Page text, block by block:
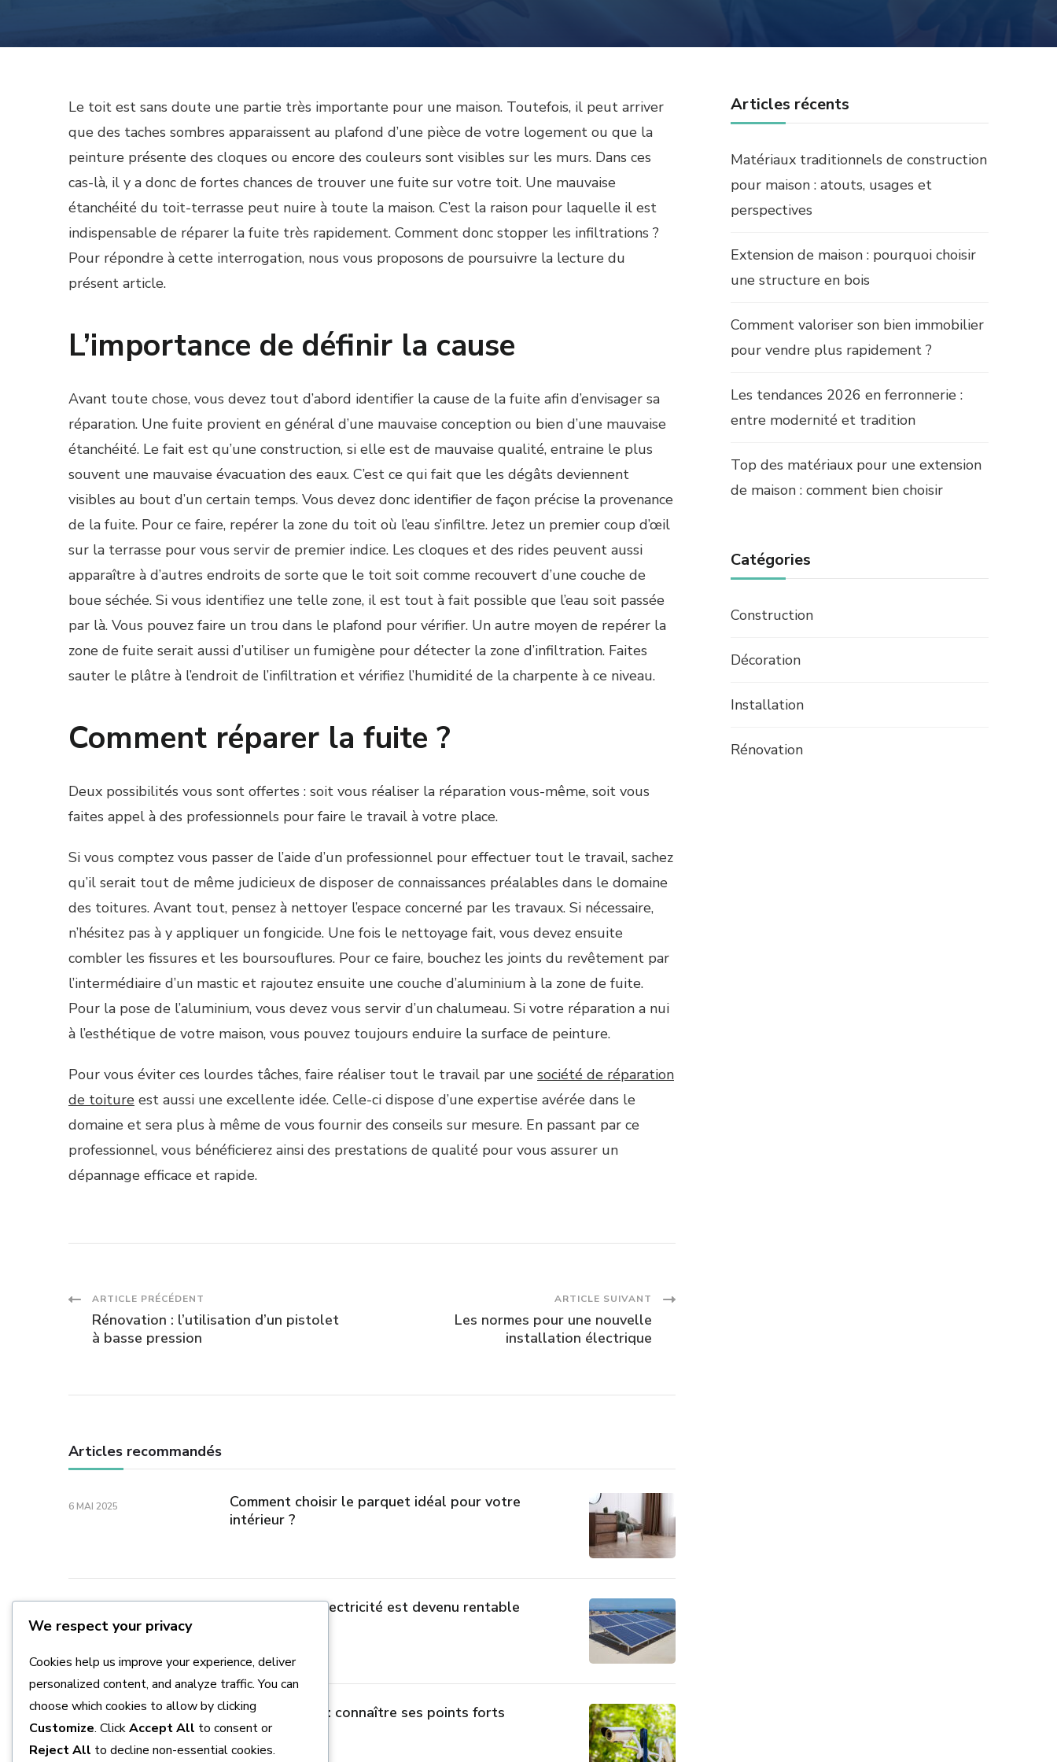
Le toit est sans doute une partie très importante pour une maison. Toutefois, il peut arriver
que des taches sombres apparaissent au plafond d’une pièce de votre logement ou que la
peinture présente des cloques ou encore des couleurs sont visibles sur les murs. Dans ces
cas-là, il y a donc de fortes chances de trouver une fuite sur votre toit. Une mauvaise
étanchéité du toit-terrasse peut nuire à toute la maison. C’est la raison pour laquelle il est
indispensable de réparer la fuite très rapidement. Comment donc stopper les infiltrations ?
Pour répondre à cette interrogation, nous vous proposons de poursuivre la lecture du
présent article.
L’importance de définir la cause
Avant toute chose, vous devez tout d’abord identifier la cause de la fuite afin d’envisager sa
réparation. Une fuite provient en général d’une mauvaise conception ou bien d’une mauvaise
étanchéité. Le fait est qu’une construction, si elle est de mauvaise qualité, entraine le plus
souvent une mauvaise évacuation des eaux. C’est ce qui fait que les dégâts deviennent
visibles au bout d’un certain temps. Vous devez donc identifier de façon précise la provenance
de la fuite. Pour ce faire, repérer la zone du toit où l’eau s’infiltre. Jetez un premier coup d’œil
sur la terrasse pour vous servir de premier indice. Les cloques et des rides peuvent aussi
apparaître à d’autres endroits de sorte que le toit soit comme recouvert d’une couche de
boue séchée. Si vous identifiez une telle zone, il est tout à fait possible que l’eau soit passée
par là. Vous pouvez faire un trou dans le plafond pour vérifier. Un autre moyen de repérer la
zone de fuite serait aussi d’utiliser un fumigène pour détecter la zone d’infiltration. Faites
sauter le plâtre à l’endroit de l’infiltration et vérifiez l’humidité de la charpente à ce niveau.
Comment réparer la fuite ?
Deux possibilités vous sont offertes : soit vous réaliser la réparation vous-même, soit vous
faites appel à des professionnels pour faire le travail à votre place.
Si vous comptez vous passer de l’aide d’un professionnel pour effectuer tout le travail, sachez
qu’il serait tout de même judicieux de disposer de connaissances préalables dans le domaine
des toitures. Avant tout, pensez à nettoyer l’espace concerné par les travaux. Si nécessaire,
n’hésitez pas à y appliquer un fongicide. Une fois le nettoyage fait, vous devez ensuite
combler les fissures et les boursouflures. Pour ce faire, bouchez les joints du revêtement par
l’intermédiaire d’un mastic et rajoutez ensuite une couche d’aluminium à la zone de fuite.
Pour la pose de l’aluminium, vous devez vous servir d’un chalumeau. Si votre réparation a nui
à l’esthétique de votre maison, vous pouvez toujours enduire la surface de peinture.
Pour vous éviter ces lourdes tâches, faire réaliser tout le travail par une société de réparation
de toiture est aussi une excellente idée. Celle-ci dispose d’une expertise avérée dans le
domaine et sera plus à même de vous fournir des conseils sur mesure. En passant par ce
professionnel, vous bénéficierez ainsi des prestations de qualité pour vous assurer un
dépannage efficace et rapide.
Navigation
des
articles
ARTICLE PRÉCÉDENT
Rénovation : l’utilisation d’un pistolet
à basse pression
ARTICLE SUIVANT
Les normes pour une nouvelle
installation électrique
Articles recommandés
6 MAI 2025
Comment choisir le parquet idéal pour votre
intérieur ?
Produire de l’électricité est devenu rentable
Caméra Bullet : connaître ses points forts
Articles récents
Matériaux traditionnels de construction
pour maison : atouts, usages et
perspectives
Extension de maison : pourquoi choisir
une structure en bois
Comment valoriser son bien immobilier
pour vendre plus rapidement ?
Les tendances 2026 en ferronnerie :
entre modernité et tradition
Top des matériaux pour une extension
de maison : comment bien choisir
Catégories
Construction
Décoration
Installation
Rénovation
We respect your privacy
Cookies help us improve your experience, deliver
personalized content, and analyze traffic. You can
choose which cookies to allow by clicking
Customize. ClickAccept All to consent or
Reject All to decline non-essential cookies.